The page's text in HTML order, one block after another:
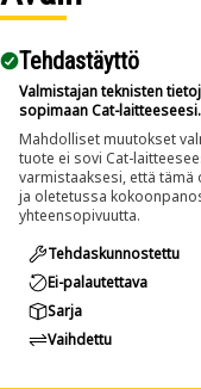
Tehdastäyttö
Valmistajan teknisten
sopimaan Cat-laitteeseesi.
Mahdolliset muutokset
tuote ei sovi Cat-
varmistaaksesi, että tämä
ja oletetussa
yhteensopivuutta.
Tehdaskunnostettu
Ei-palautettava
Sarja
Vaihdettu